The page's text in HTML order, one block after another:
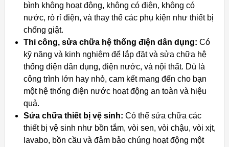
bình không hoạt động, không có điện, không có
nước, rò rỉ điện, và thay thế các phụ kiện như thiết bị
chống giật.
Thi công, sửa chữa hệ thống điện dân dụng: Có
kỹ năng và kinh nghiệm để lắp đặt và sửa chữa hệ
thống điện dân dụng, điện nước, và nội thất. Dù là
công trình lớn hay nhỏ, cam kết mang đến cho bạn
một hệ thống điện nước hoạt động an toàn và hiệu
quả.
Sửa chữa thiết bị vệ sinh: Có thể sửa chữa các
thiết bị vệ sinh như bồn tắm, vòi sen, vòi chậu, vòi xịt,
lavabo, bồn cầu và đảm bảo chúng hoạt động một